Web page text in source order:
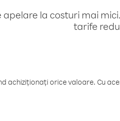
la costuri mai
tarife
achiziționați orice valoare. Cu